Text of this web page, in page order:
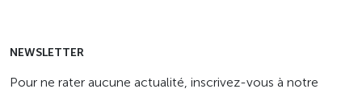
NEWSLETTER
Pour ne rater aucune actualité, inscrivez-vous à notre